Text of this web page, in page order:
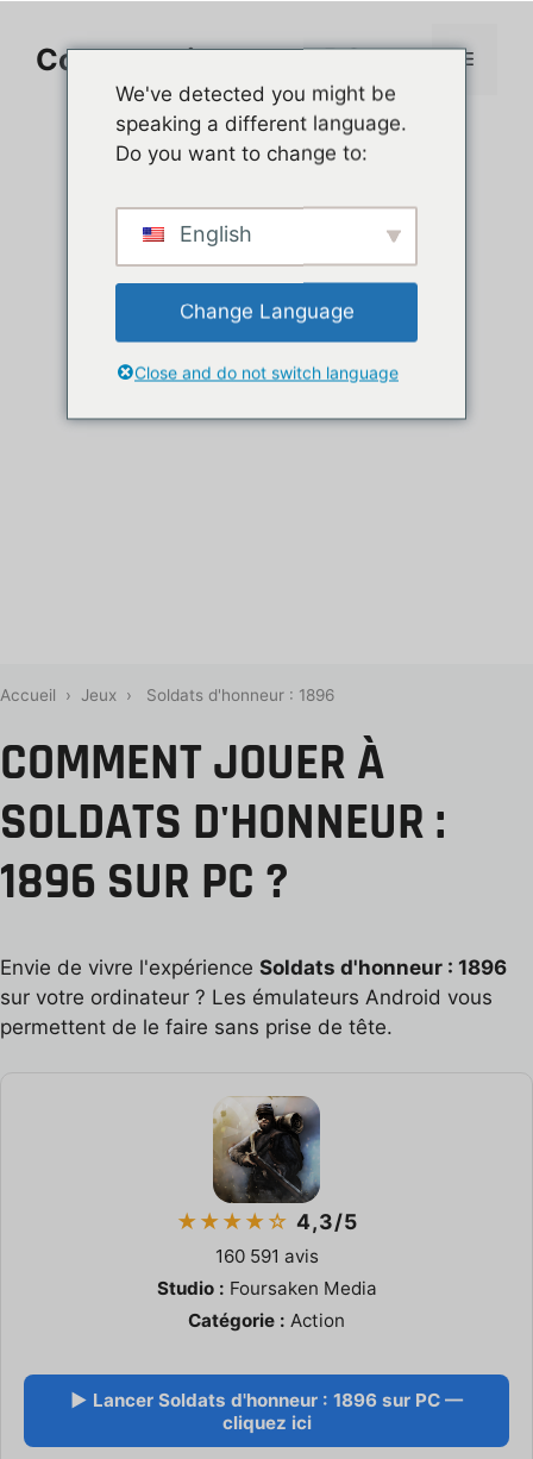
contenuComment jouer sur PC Menu
Accueil › Jeux › Soldats d'honneur : 1896
COMMENT JOUER À
SOLDATS D'HONNEUR :
1896 SUR PC ?
Envie de vivre l'expérience Soldats d'honneur : 1896
sur votre ordinateur ? Les émulateurs Android vous
permettent de le faire sans prise de tête.
★★★★☆ 4,3/5
160 591 avis
Studio : Foursaken Media
Catégorie : Action
▶ Lancer Soldats d'honneur : 1896 sur PC —
cliquez ici
We've detected you might be
speaking a different language.
Do you want to change to:
English
Change Language
Close and do not switch language